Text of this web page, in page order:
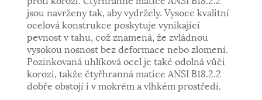
jsou navrženy tak, aby vydržely. Vysoce kvalitní
ocelová konstrukce poskytuje vynikající
pevnost v tahu, což znamená, že zvládnou
vysokou nosnost bez deformace nebo zlomení.
Pozinkovaná uhlíková ocel je také odolná vůči
korozi, takže čtyřhranná matice ANSI B18.2.2
dobře obstojí i v mokrém a vlhkém prostředí.